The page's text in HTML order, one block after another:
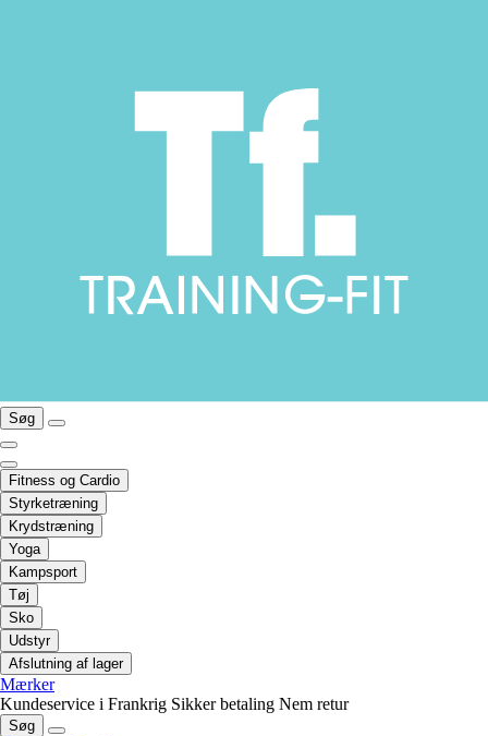
Søg
Fitness og Cardio
Styrketræning
Krydstræning
Yoga
Kampsport
Tøj
Sko
Udstyr
Afslutning af lager
Mærker
Kundeservice i Frankrig Sikker betaling Nem retur
Søg